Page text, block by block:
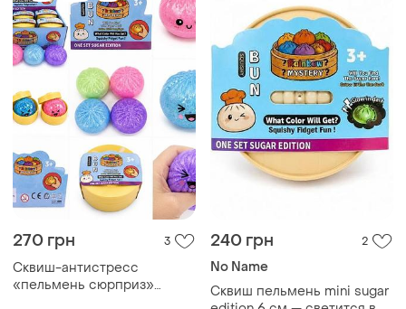
270 грн 3
Сквиш-антистресс
«пельмень сюрприз»
240 грн 2
No Name
Сквиш пельмень mini sugar